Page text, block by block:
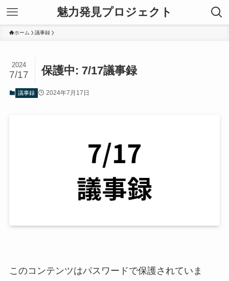
魅力発見プロジェクト
ホーム 議事録
保護中: 7/17議事録
2024
7/17
議事録 2024年7月17日
このコンテンツはパスワードで保護されていま